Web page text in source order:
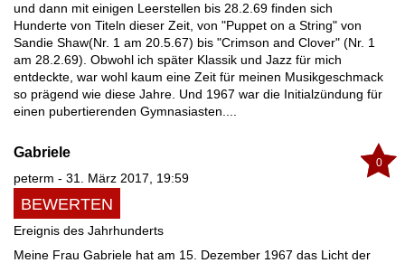
und dann mit einigen Leerstellen bis 28.2.69 finden sich
Hunderte von Titeln dieser Zeit, von "Puppet on a String" von
Sandie Shaw(Nr. 1 am 20.5.67) bis "Crimson and Clover" (Nr. 1
am 28.2.69). Obwohl ich später Klassik und Jazz für mich
entdeckte, war wohl kaum eine Zeit für meinen Musikgeschmack
so prägend wie diese Jahre. Und 1967 war die Initialzündung für
einen pubertierenden Gymnasiasten....
0
Gabriele
peterm - 31. März 2017, 19:59
BEWERTEN
Ereignis des Jahrhunderts
Meine Frau Gabriele hat am 15. Dezember 1967 das Licht der